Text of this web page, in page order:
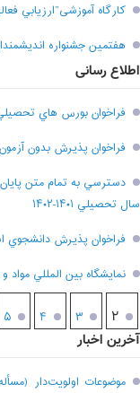
کارگاه آموزشی”ارزيابي
هفتمين جشنواره
اطلاع رسانی
فراخوان بورس هاي
فراخوان پذيرش بدون
دسترسي به تمام متن
سال تحصيلي ۱۴۰۱-۱۴۰۲
فراخوان پذيرش دانشجوي
نمايشگاه بين المللي
۲ ۳ ۴ ۵
آخرین اخبار
موضوعات اولویت‌دار